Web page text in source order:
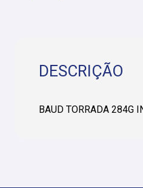
DESCRIÇÃO
BAUD TORRADA 284G